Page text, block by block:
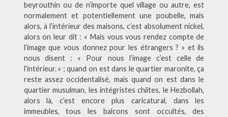
beyrouthin ou de n’importe quel village ou autre, est
normalement et potentiellement une poubelle, mais
alors, à l’intérieur des maisons, c’est absolument nickel,
alors on leur dit : « Mais vous vous rendez compte de
l’image que vous donnez pour les étrangers ? » et ils
nous disent : « Pour nous l’image c’est celle de
l’intérieur. » ; quand on est dans le quartier maronite, ça
reste assez occidentalisé, mais quand on est dans le
quartier musulman, les intégristes chiites, le Hezbollah,
alors là, c’est encore plus caricatural, dans les
immeubles, tous les balcons sont occultés, des